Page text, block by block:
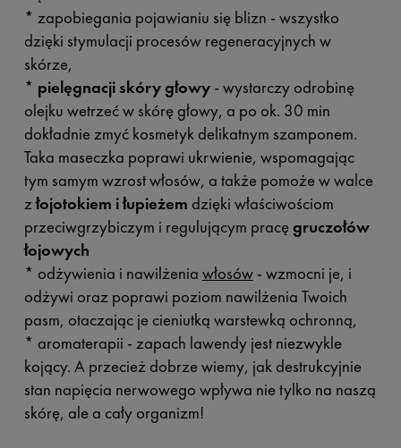
* zapobiegania pojawianiu się blizn - wszystko
dzięki stymulacji procesów regeneracyjnych w
skórze,
* pielęgnacji skóry głowy - wystarczy odrobinę
olejku wetrzeć w skórę głowy, a po ok. 30 min
dokładnie zmyć kosmetyk delikatnym szamponem.
Taka maseczka poprawi ukrwienie, wspomagając
tym samym wzrost włosów, a także pomoże w walce
złojotokiem i łupieżem dzięki właściwościom
przeciwgrzybiczym i regulującym pracęgruczołów
łojowych
* odżywienia i nawilżenia włosów- wzmocni je, i
odżywi oraz poprawi poziom nawilżenia Twoich
pasm, otaczając je cieniutką warstewką ochronną,
* aromaterapii - zapach lawendy jest niezwykle
kojący. A przecież dobrze wiemy, jak destrukcyjnie
stan napięcia nerwowego wpływa nie tylko na naszą
skórę, ale a cały organizm!